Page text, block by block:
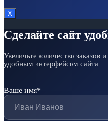
Х
Сделайте сайт
Увеличьте количество
удобным интерфейсом сайта
Ваше имя*